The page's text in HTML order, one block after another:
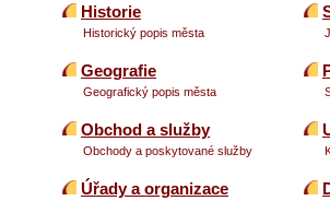
Historie
Historický popis města
Geografie
Geografický popis města
Obchod a služby
Obchody a poskytované služby
Úřady a organizace